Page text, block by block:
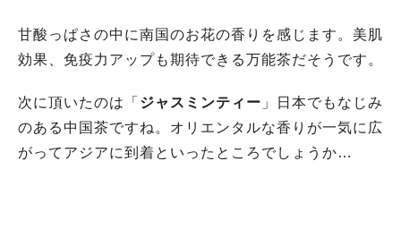
甘酸っぱさの中に南国のお花の香りを感じます。美肌
効果、免疫力アップも期待できる万能茶だそうです。
次に頂いたのは「 ジャスミンティー 」日本でもなじみ
のある中国茶ですね。オリエンタルな香りが一気に広
がってアジアに到着といったところでしょうか…